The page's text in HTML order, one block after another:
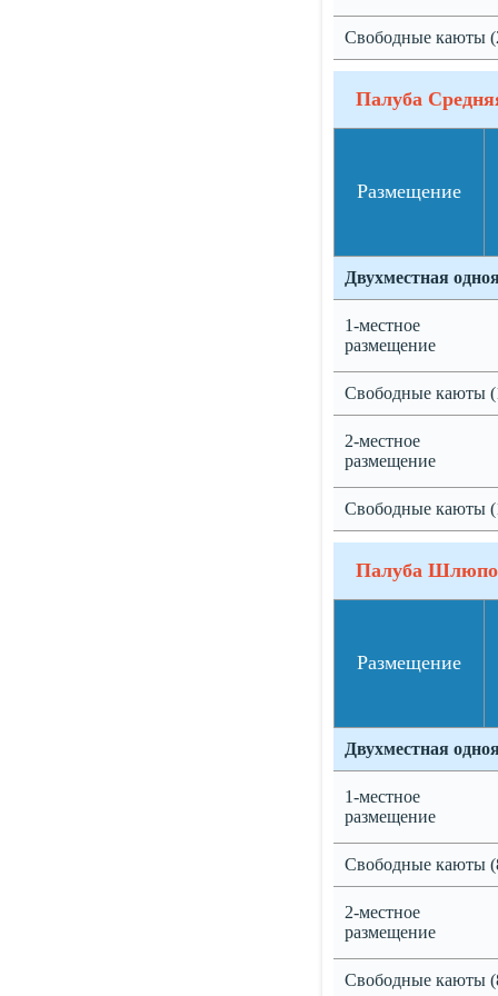
Свободные каюты
Палуба
Размещение
Двухместная
1-местное
размещение
Свободные каюты
2-местное
размещение
Свободные каюты
Палуба
Размещение
Двухместная
1-местное
размещение
Свободные каюты
2-местное
размещение
Свободные каюты